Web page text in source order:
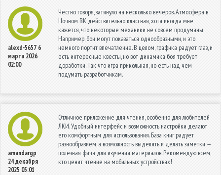
alexd-5657 6
марта 2026
02:00
Честно говоря, затянуло на несколько вечеров. Атмосфера в
Ночном ВК действительно классная, хотя иногда мне
кажется, что некоторые механики не совсем продуманы.
Например, бои могут показаться однообразными, и это
немного портит впечатление. В целом, графика радует глаз, и
есть интересные квесты, но вот динамика боя требует
доработки. Так что игра прикольная, но есть над чем
подумать разработчикам.
amandargp
24 декабря
2025 05:01
Отличное приложение для чтения, особенно для любителей
ЛКИ. Удобный интерфейс и возможность настройки делают
его комфортным для использования. База книг радует
разнообразием, а возможность выделять и делать заметки —
полезная фича для изучения материалов. Рекомендую всем,
кто ценит чтение на мобильных устройствах!